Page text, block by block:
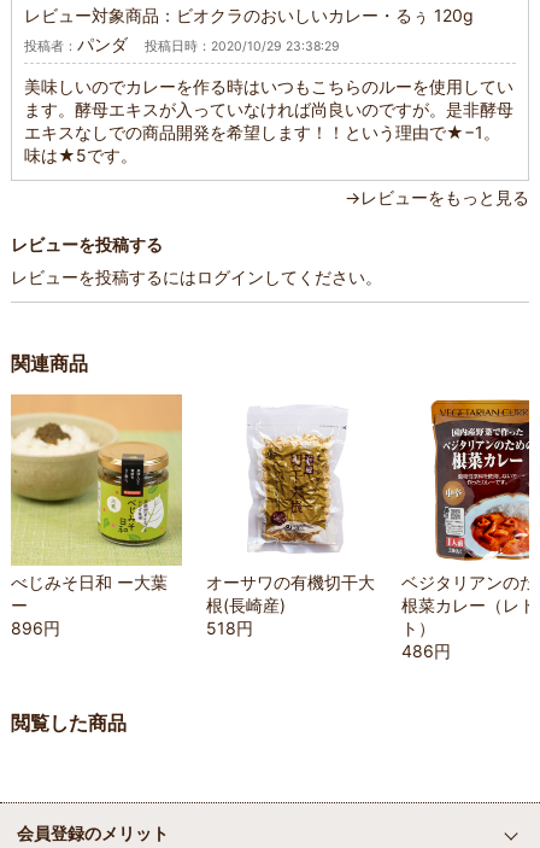
レビュー対象商品：ビオクラのおいしいカレー・るぅ 120g
投稿者： パンダ 投稿日時：2020/10/29 23:38:29
美味しいのでカレーを作る時はいつもこちらのルーを使用してい
ます。酵母エキスが入っていなければ尚良いのですが。是非酵母
エキスなしでの商品開発を希望します！！という理由で★−1。
味は★5です。
→レビューをもっと見る
レビューを投稿する
レビューを投稿するにはログイン してください。
関連商品
べじみそ日和 ー大葉
ー
896円
オーサワの有機切干大
根(長崎産)
518円
ベジタリアンの
根菜カレー（レト
ト）
486円
閲覧した商品
会員登録のメリット